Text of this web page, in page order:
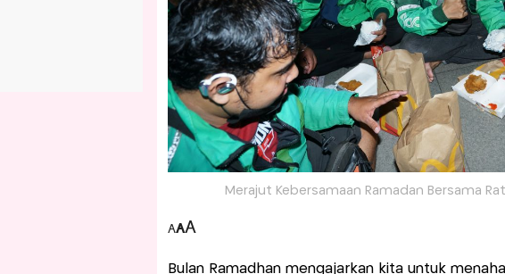
Merajut Kebersamaan Ramadan Bersama
AAA
Bulan Ramadhan mengajarkan kita untuk